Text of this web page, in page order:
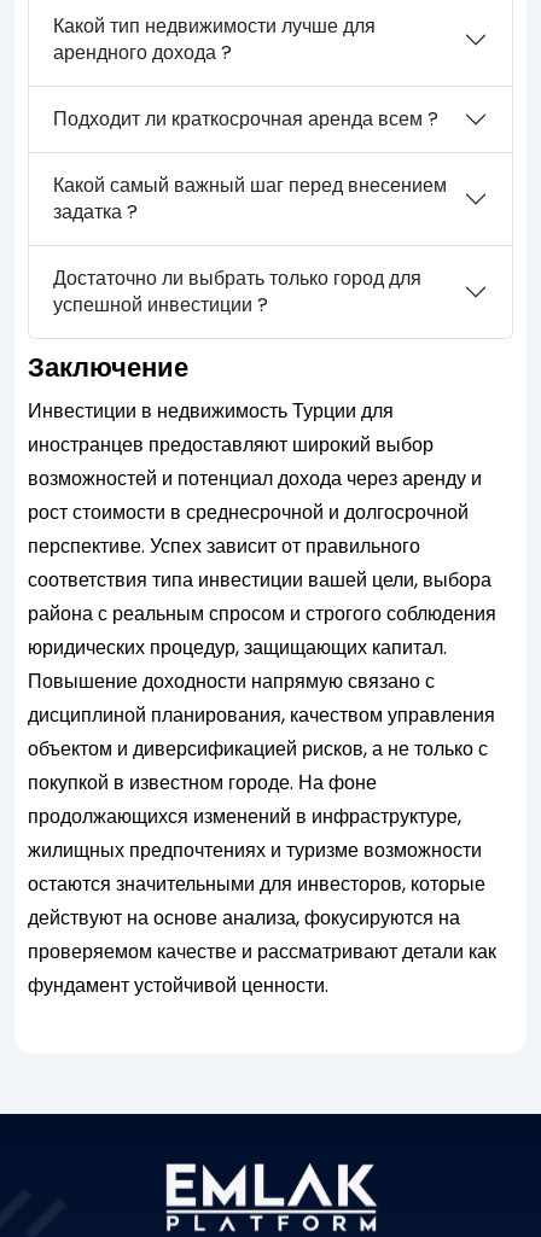
Какой тип недвижимости лучше для
арендного дохода ?
Подходит ли краткосрочная аренда всем ?
Какой самый важный шаг перед внесением
задатка ?
Достаточно ли выбрать только город для
успешной инвестиции ?
Заключение
Инвестиции в недвижимость Турции для
иностранцев предоставляют широкий выбор
возможностей и потенциал дохода через аренду и
рост стоимости в среднесрочной и долгосрочной
перспективе. Успех зависит от правильного
соответствия типа инвестиции вашей цели, выбора
района с реальным спросом и строгого соблюдения
юридических процедур, защищающих капитал.
Повышение доходности напрямую связано с
дисциплиной планирования, качеством управления
объектом и диверсификацией рисков, а не только с
покупкой в известном городе. На фоне
продолжающихся изменений в инфраструктуре,
жилищных предпочтениях и туризме возможности
остаются значительными для инвесторов, которые
действуют на основе анализа, фокусируются на
проверяемом качестве и рассматривают детали как
фундамент устойчивой ценности.